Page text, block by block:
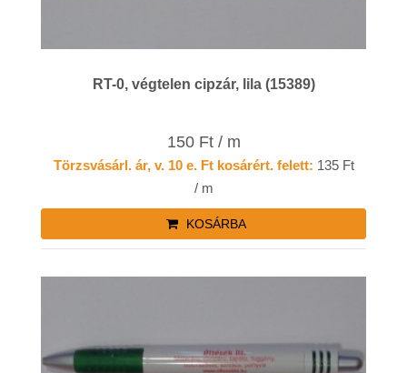
RT-0, végtelen cipzár, lila (15389)
150 Ft / m
Törzsvásárl. ár, v. 10 e. Ft kosárért. felett: 135 Ft
/ m
KOSÁRBA